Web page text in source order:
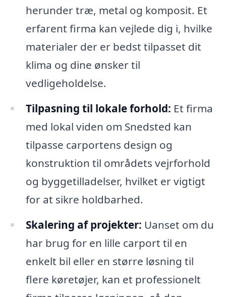
herunder træ, metal og komposit. Et
erfarent firma kan vejlede dig i, hvilke
materialer der er bedst tilpasset dit
klima og dine ønsker til
vedligeholdelse.
Tilpasning til lokale forhold: Et firma
med lokal viden om Snedsted kan
tilpasse carportens design og
konstruktion til områdets vejrforhold
og byggetilladelser, hvilket er vigtigt
for at sikre holdbarhed.
Skalering af projekter: Uanset om du
har brug for en lille carport til en
enkelt bil eller en større løsning til
flere køretøjer, kan et professionelt